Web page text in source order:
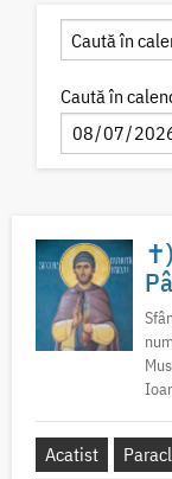
Caută în
Acatist